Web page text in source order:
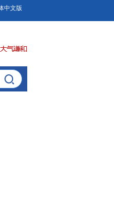
中文版